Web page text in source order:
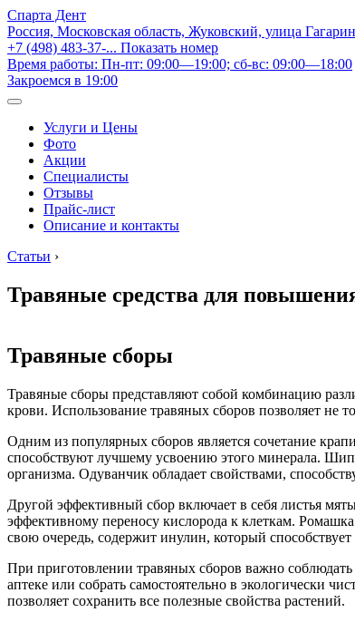
Спарта Дент
Россия, Московская область, Жуковский, улица
+7 (498) 483-37-... Показать номер
Время работы: Пн-пт: 09:00—19:00; сб-вс: 09:00—18:00
Закроемся в 19:00
Услуги и Цены
Фото
Акции
Специалисты
Отзывы
Прайс-лист
Описание и контакты
Статьи ›
Травяные средства для
Травяные сборы
Травяные сборы представляют собой комбинацию
крови. Использование травяных сборов позволяет не
Одним из популярных сборов является сочетание
способствуют лучшему усвоению этого минерала.
организма. Одуванчик обладает свойствами,
Другой эффективный сбор включает в себя листья
эффективному переносу кислорода к клеткам.
свою очередь, содержит инулин, который
При приготовлении травяных сборов важно
аптеке или собрать самостоятельно в экологически
позволяет сохранить все полезные свойства растений.